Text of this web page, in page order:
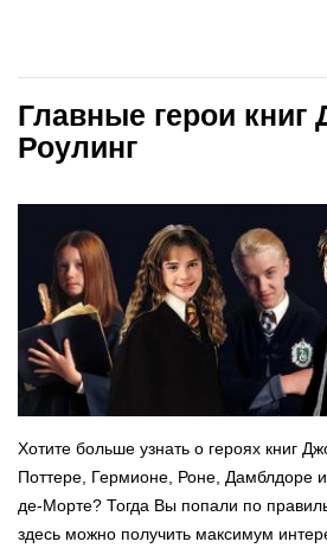
Главные герои книг
Роулинг
Хотите больше узнать о героях книг
Поттере, Гермионе, Роне, Дамблдоре
де-Морте? Тогда Вы попали по
здесь можно получить максимум